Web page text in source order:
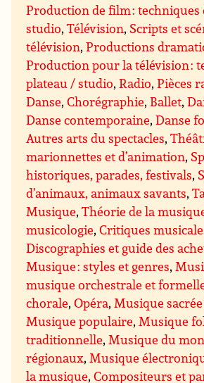
Production de film : techniques
studio,Télévision, Scripts et
télévision,Productions
Production pour la télévision :
plateau / studio,Radio,Pièces
Danse,Chorégraphie, Ballet,
Danse contemporaine,Danse
Autres arts du spectacles,
marionnettes et d’animation,
historiques, parades, festivals,
d’animaux, animaux savants,
Musique,Théorie de la
musicologie,Critiques
Discographies et guide des
Musique : styles et genres,
musique orchestrale et
chorale,Opéra,Musique
Musique populaire,Musique
traditionnelle,Musique du
régionaux,Musique
la musique,Compositeurs et